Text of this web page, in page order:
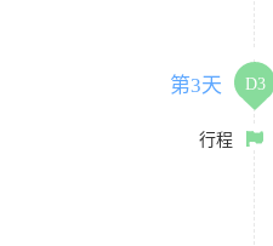
第3天 D3
行程